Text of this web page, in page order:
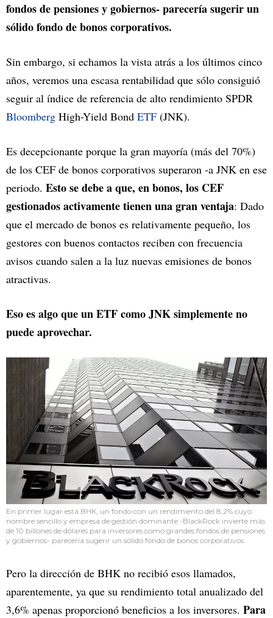
fondos de pensiones y gobiernos- parecería sugerir un
sólido fondo de bonos corporativos.
Sin embargo, si echamos la vista atrás a los últimos cinco
años, veremos una escasa rentabilidad que sólo consiguió
seguir al índice de referencia de alto rendimiento SPDR
Bloomberg High-Yield Bond ETF (JNK).
Es decepcionante porque la gran mayoría (más del 70%)
de los CEF de bonos corporativos superaron -a JNK en ese
periodo. Esto se debe a que, en bonos, los CEF
gestionados activamente tienen una gran ventaja: Dado
que el mercado de bonos es relativamente pequeño, los
gestores con buenos contactos reciben con frecuencia
avisos cuando salen a la luz nuevas emisiones de bonos
atractivas.
Eso es algo que un ETF como JNK simplemente no
puede aprovechar.
En primer lugar está BHK, un fondo con un rendimiento del 8,2% cuyo
nombre sencillo y empresa de gestión dominante -BlackRock invierte más
de 10 billones de dólares para inversores como grandes fondos de pensiones
y gobiernos- parecería sugerir un sólido fondo de bonos corporativos.
Pero la dirección de BHK no recibió esos llamados,
aparentemente, ya que su rendimiento total anualizado del
3,6% apenas proporcionó beneficios a los inversores. Para